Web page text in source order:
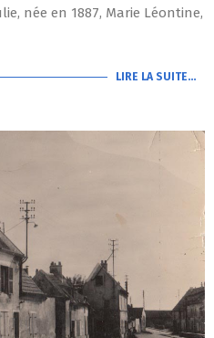
née en 1887, Marie Léontine,
LIRE LA SUITE…